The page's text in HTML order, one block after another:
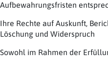
Aufbewahrungsfristen
Ihre Rechte auf Auskunft,
Löschung und Widerspruch
Sowohl im Rahmen der